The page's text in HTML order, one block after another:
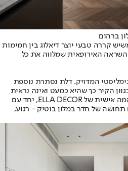
ברהום
קררה טבעי יוצר דיאלוג בין חמימות
האירופאית שמלווה את כל
המדויק. דלת נסתרת נוספת
הקיר כך שהיא כמעט ואינה נראית
לעין. גם כאן שולבו וילונות בהתאמה אישית של ELLA DECOR, יחד עם
תחושה של חדר במלון בוטיק - רגוע,